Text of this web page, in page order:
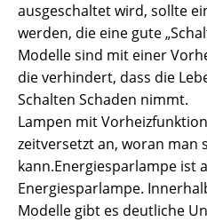
ausgeschaltet wird, sollte
werden, die eine gute
Modelle sind mit einer
die verhindert, dass die
Schalten Schaden nimmt.
Lampen mit
zeitversetzt an, woran man
kann.Energiesparlampe ist
Energiesparlampe.
Modelle gibt es deutliche